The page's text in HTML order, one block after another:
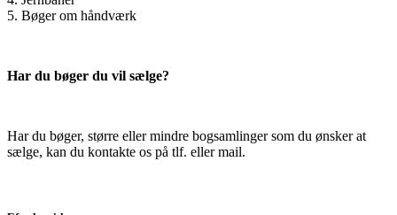
5. Bøger om håndværk
Har du bøger du vil sælge?
Har du bøger, større eller mindre bogsamlinger som du ønsker at
sælge, kan du kontakte os på tlf. eller mail.